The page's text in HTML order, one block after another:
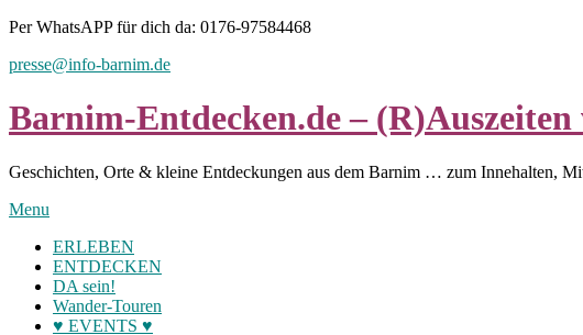
Skip
content
Per WhatsAPP für dich da: 0176-97584468
presse@info-barnim.de
Barnim-Entdecken.de –
Geschichten, Orte & kleine Entdeckungen aus dem Barnim … zum Innehalten,
Menu
ERLEBEN
ENTDECKEN
DA sein!
Wander-Touren
♥ EVENTS ♥